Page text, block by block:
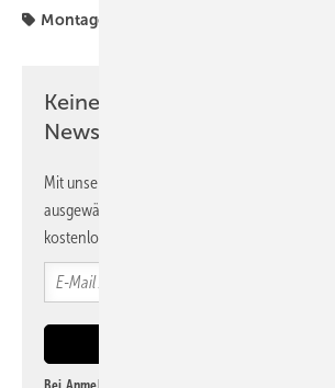
Montage
Keine Zeit? Kein Problem mit
Newsletter!
Mit unserem Newsletter erhalten Sie
ausgewählte Informationen und Neuigkeiten,
kostenlos direkt ins Postfach.